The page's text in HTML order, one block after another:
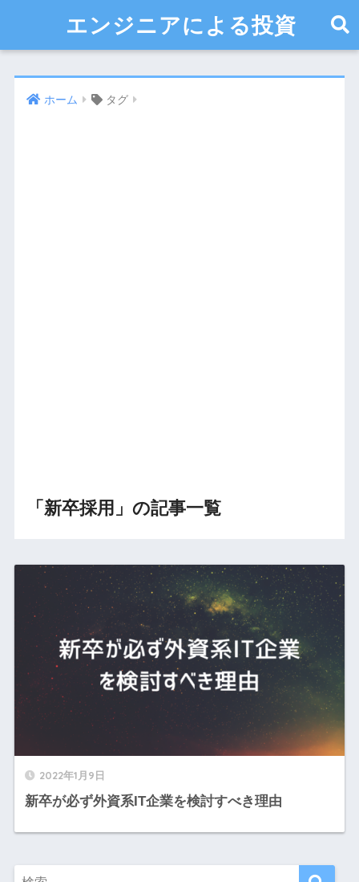
エンジニアによる投資
ホーム タグ
「新卒採用」の記事一覧
2022年1月9日
新卒が必ず外資系IT企業を検討すべき理由